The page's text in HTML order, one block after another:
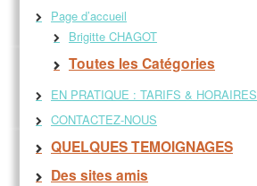
Page d’accueil
Brigitte CHAGOT
Toutes les Catégories
EN PRATIQUE : TARIFS & HORAIRES
CONTACTEZ-NOUS
QUELQUES TEMOIGNAGES
Des sites amis